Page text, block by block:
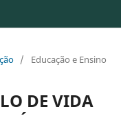
/ Educação e Ensino
DE VIDA